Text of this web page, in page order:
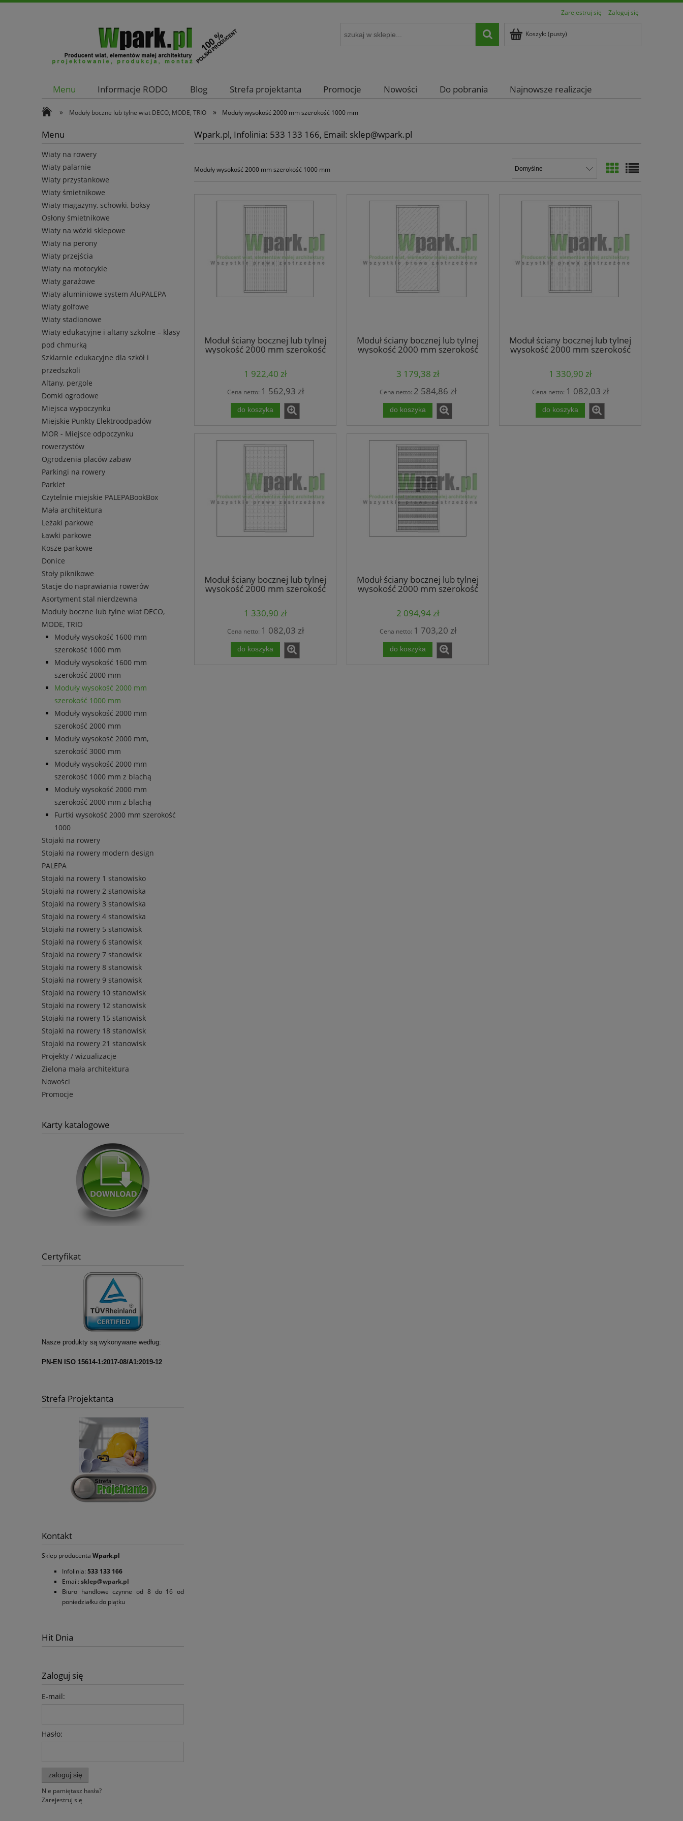
Zarejestruj się Zaloguj się
Koszyk: (pusty)
Menu Informacje RODO Blog Strefa projektanta Promocje Nowości Do pobrania
Najnowsze realizacje
Kontakt
» Moduły boczne lub tylne wiat DECO, MODE, TRIO » Moduły wysokość 2000 mm szerokość 1000 mm
Menu
Wiaty na rowery
Wiaty palarnie
Wiaty przystankowe
Wiaty śmietnikowe
Wiaty magazyny, schowki, boksy
Osłony śmietnikowe
Wiaty na wózki sklepowe
Wiaty na perony
Wiaty przejścia
Wiaty na motocykle
Wiaty garażowe
Wiaty aluminiowe system AluPALEPA
Wiaty golfowe
Wiaty stadionowe
Wiaty edukacyjne i altany szkolne – klasy
pod chmurką
Szklarnie edukacyjne dla szkół i
przedszkoli
Altany, pergole
Domki ogrodowe
Miejsca wypoczynku
Miejskie Punkty Elektroodpadów
MOR - Miejsce odpoczynku
rowerzystów
Ogrodzenia placów zabaw
Parkingi na rowery
Parklet
Czytelnie miejskie PALEPABookBox
Mała architektura
Leżaki parkowe
Ławki parkowe
Kosze parkowe
Donice
Stoły piknikowe
Stacje do naprawiania rowerów
Asortyment stal nierdzewna
Moduły boczne lub tylne wiat DECO,
MODE, TRIO
Moduły wysokość 1600 mm
szerokość 1000 mm
Moduły wysokość 1600 mm
szerokość 2000 mm
Moduły wysokość 2000 mm
szerokość 1000 mm
Moduły wysokość 2000 mm
szerokość 2000 mm
Moduły wysokość 2000 mm,
szerokość 3000 mm
Moduły wysokość 2000 mm
szerokość 1000 mm z blachą
Moduły wysokość 2000 mm
szerokość 2000 mm z blachą
Furtki wysokość 2000 mm szerokość
1000
Stojaki na rowery
Stojaki na rowery modern design
PALEPA
Stojaki na rowery 1 stanowisko
Stojaki na rowery 2 stanowiska
Stojaki na rowery 3 stanowiska
Stojaki na rowery 4 stanowiska
Stojaki na rowery 5 stanowisk
Stojaki na rowery 6 stanowisk
Stojaki na rowery 7 stanowisk
Stojaki na rowery 8 stanowisk
Stojaki na rowery 9 stanowisk
Stojaki na rowery 10 stanowisk
Stojaki na rowery 12 stanowisk
Stojaki na rowery 15 stanowisk
Stojaki na rowery 18 stanowisk
Stojaki na rowery 21 stanowisk
Projekty / wizualizacje
Zielona mała architektura
Nowości
Promocje
Karty katalogowe
Certyfikat
Nasze produkty są wykonywane według:
PN-EN ISO 15614-1:2017-08/A1:2019-12
Strefa Projektanta
Kontakt
Sklep producenta Wpark.pl
Infolinia: 533 133 166
Email: sklep@wpark.pl
Biuro handlowe czynne od 8 do 16 od
poniedziałku do piątku
Hit Dnia
Zaloguj się
E-mail:
Hasło:
zaloguj się
Nie pamiętasz hasła?
Zarejestruj się
Wpark.pl, Infolinia: 533 133 166, Email: sklep@wpark.pl
Moduły wysokość 2000 mm szerokość 1000 mm
Moduł ściany bocznej lub tylnej
wysokość 2000 mm szerokość
poliwęglan komorowy
1 922,40 zł
Cena netto: 1 562,93 zł
do koszyka
Moduł ściany bocznej lub tylnej
wysokość 2000 mm szerokość
poliwęglan lity
3 179,38 zł
Cena netto: 2 584,86 zł
do koszyka
Moduł ściany bocznej lub tylnej
wysokość 2000 mm szerokość
1 330,90 zł
Cena netto: 1 082,03 zł
do koszyka
Moduł ściany bocznej lub tylnej
wysokość 2000 mm szerokość
1 330,90 zł
Cena netto: 1 082,03 zł
do koszyka
Moduł ściany bocznej lub tylnej
wysokość 2000 mm szerokość
2 094,94 zł
Cena netto: 1 703,20 zł
do koszyka